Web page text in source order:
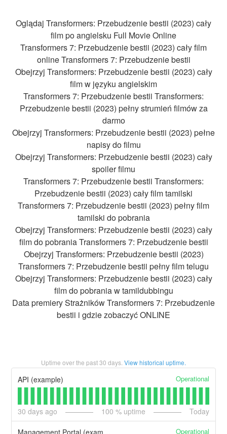
Oglądaj Transformers: Przebudzenie bestii (2023) cały
film po angielsku Full Movie Online
Transformers 7: Przebudzenie bestii (2023) cały film
online Transformers 7: Przebudzenie bestii
Obejrzyj Transformers: Przebudzenie bestii (2023) cały
film w języku angielskim
Transformers 7: Przebudzenie bestii Transformers:
Przebudzenie bestii (2023) pełny strumień filmów za
darmo
Obejrzyj Transformers: Przebudzenie bestii (2023) pełne
napisy do filmu
Obejrzyj Transformers: Przebudzenie bestii (2023) cały
spoiler filmu
Transformers 7: Przebudzenie bestii Transformers:
Przebudzenie bestii (2023) cały film tamilski
Transformers 7: Przebudzenie bestii (2023) pełny film
tamilski do pobrania
Obejrzyj Transformers: Przebudzenie bestii (2023) cały
film do pobrania Transformers 7: Przebudzenie bestii
Obejrzyj Transformers: Przebudzenie bestii (2023)
Transformers 7: Przebudzenie bestii pełny film telugu
Obejrzyj Transformers: Przebudzenie bestii (2023) cały
film do pobrania w tamildubbingu
Data premiery Strażników Transformers 7: Przebudzenie
bestii i gdzie zobaczyć ONLINE
Uptime over the past30 days. View historical uptime.
API (example) Operational
30 days ago 100 % uptime Today
Operational